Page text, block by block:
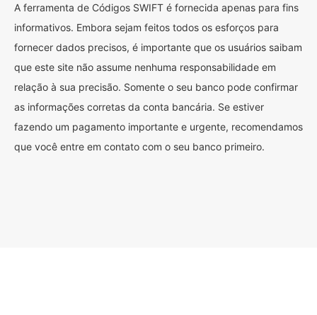
A ferramenta de Códigos SWIFT é fornecida apenas para fins
informativos. Embora sejam feitos todos os esforços para
fornecer dados precisos, é importante que os usuários saibam
que este site não assume nenhuma responsabilidade em
relação à sua precisão. Somente o seu banco pode confirmar
as informações corretas da conta bancária. Se estiver
fazendo um pagamento importante e urgente, recomendamos
que você entre em contato com o seu banco primeiro.